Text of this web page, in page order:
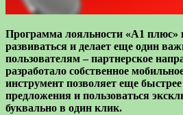
Программа лояльности «А1 плюс»
развиваться и делает еще один
пользователям – партнерское
разработало собственное
инструмент позволяет еще
предложения и пользоваться
буквально в один клик.